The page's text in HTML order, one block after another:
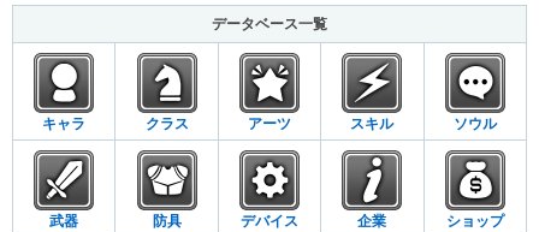
データベース一覧
キャラ クラス アーツ スキル ソウル
武器 防具 デバイス 企業 ショップ